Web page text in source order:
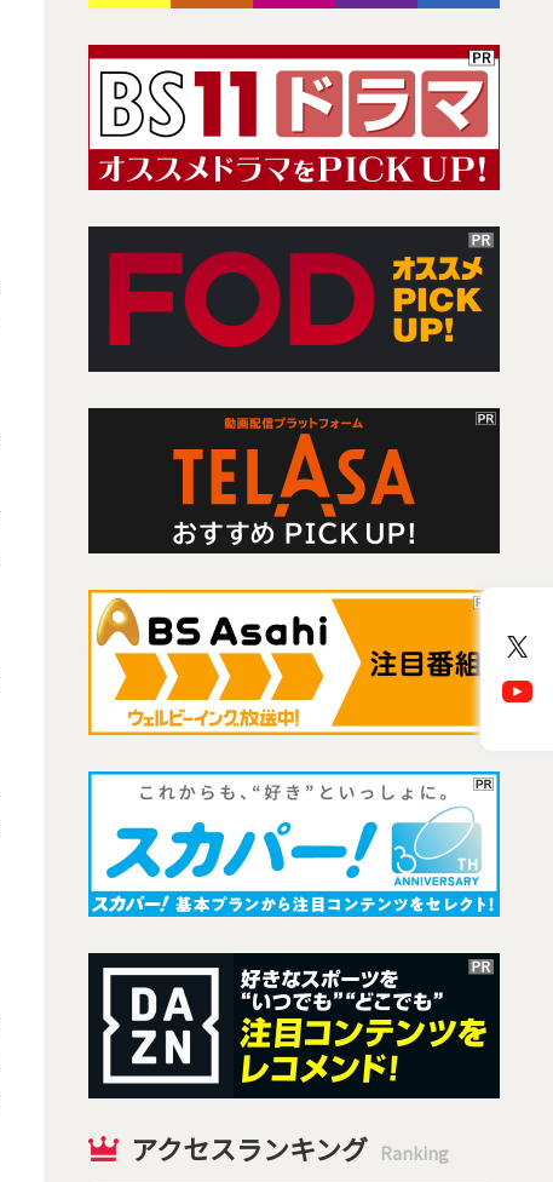
アクセスランキング Ranking